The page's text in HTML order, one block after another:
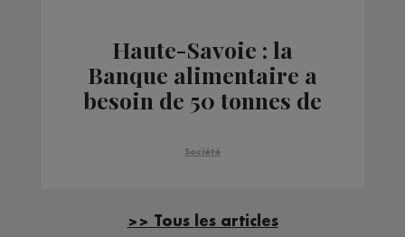
Haute-Savoie : la
Banque alimentaire a
besoin de 50 tonnes de
Société
>> Tous les articles